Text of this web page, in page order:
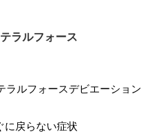
ラルフォース
に戻らない症状